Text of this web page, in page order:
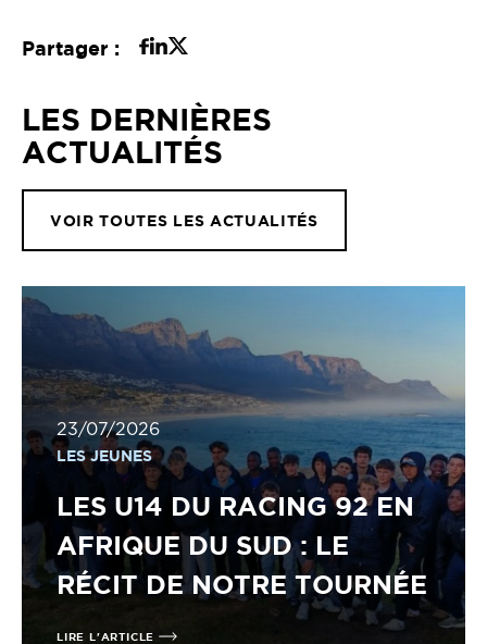
Partager :
LES DERNIÈRES
ACTUALITÉS
VOIR TOUTES LES ACTUALITÉS
23/07/2026
LES JEUNES
LES U14 DU RACING 92 EN
AFRIQUE DU SUD : LE
RÉCIT DE NOTRE TOURNÉE
LIRE L'ARTICLE